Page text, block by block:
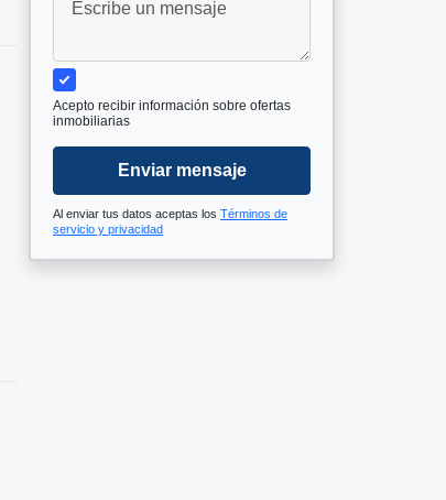
Acepto recibir información sobre ofertas
inmobiliarias
Enviar mensaje
Al enviar tus datos aceptas los Términos de
servicio y privacidad